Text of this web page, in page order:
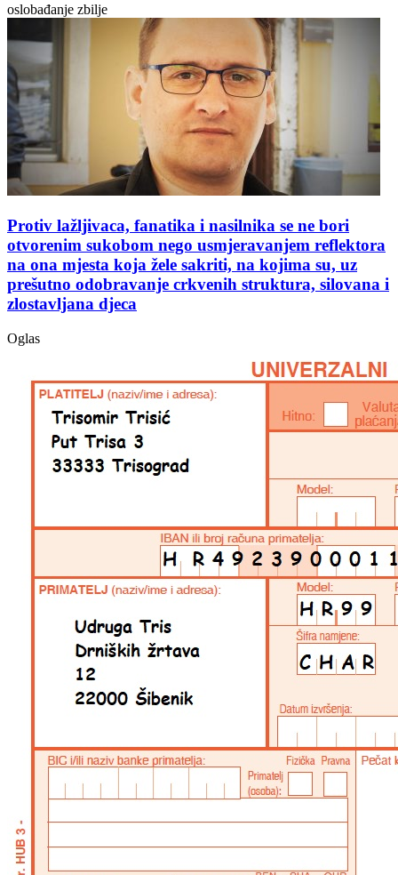
oslobađanje zbilje
Protiv lažljivaca, fanatika i nasilnika se ne bori
otvorenim sukobom nego usmjeravanjem reflektora
na ona mjesta koja žele sakriti, na kojima su, uz
prešutno odobravanje crkvenih struktura, silovana i
zlostavljana djeca
Oglas